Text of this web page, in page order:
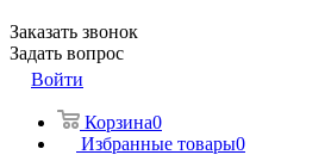
Заказать звонок
Задать вопрос
Войти
Корзина0
Избранные товары0